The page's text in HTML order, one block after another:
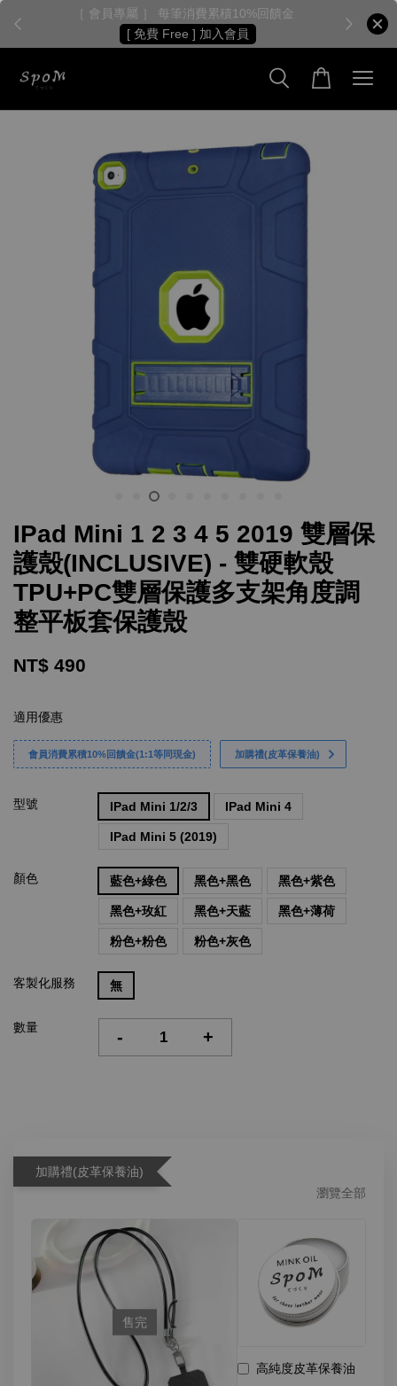
［ 會員專屬 ］ 每筆消費累積10%回饋金
[ 免費 Free ] 加入會員
IPad Mini 1 2 3 4 5 2019 雙層保
護殼(INCLUSIVE) - 雙硬軟殼
TPU+PC雙層保護多支架角度調
整平板套保護殼
NT$ 490
適用優惠
會員消費累積10%回饋金(1:1等同現金) 加購禮(皮革保養油)
型號 IPad Mini 1/2/3 IPad Mini 4
IPad Mini 5 (2019)
顏色 藍色+綠色 黑色+黑色 黑色+紫色
黑色+玫紅 黑色+天藍 黑色+薄荷
粉色+粉色 粉色+灰色
客製化服務 無
數量 - +
加購禮(皮革保養油)
瀏覽全部
售完
高純度皮革保養油